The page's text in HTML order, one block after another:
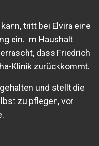
tritt bei Elvira eine
ein. Im Haushalt
dass Friedrich
Klinik zurückkommt.
und stellt die
zu pflegen, vor